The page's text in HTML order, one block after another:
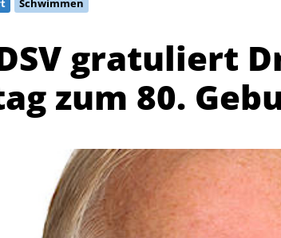
gratuliert
zum 80.